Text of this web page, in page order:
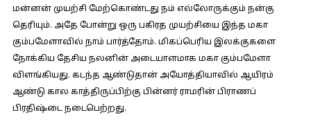
மன்னன் முயற்சி மேற்கொண்டது நம் எல்லோருக்கும் நன்கு
தெரியும். அதே போன்று ஒரு பகிரத முயற்சியை இந்த மகா
கும்பமேளாவில் நாம் பார்த்தோம். மிகப்பெரிய இலக்குகளை
நோக்கிய தேசிய நலனின் அடையாளமாக மகா கும்பமேளா
விளங்கியது. கடந்த ஆண்டுதான் அயோத்தியாவில் ஆயிரம்
ஆண்டு கால காத்திருப்பிற்கு பின்னர் ராமரின் பிராணப்
பிரதிஷ்டை நடைபெற்றது.